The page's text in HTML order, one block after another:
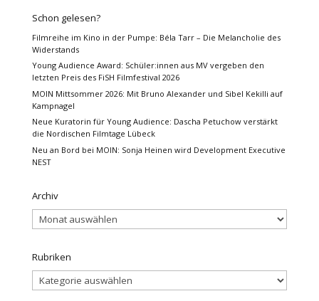
Schon gelesen?
Filmreihe im Kino in der Pumpe: Béla Tarr – Die Melancholie des
Widerstands
Young Audience Award: Schüler:innen aus MV vergeben den
letzten Preis des FiSH Filmfestival 2026
MOIN Mittsommer 2026: Mit Bruno Alexander und Sibel Kekilli auf
Kampnagel
Neue Kuratorin für Young Audience: Dascha Petuchow verstärkt
die Nordischen Filmtage Lübeck
Neu an Bord bei MOIN: Sonja Heinen wird Development Executive
NEST
Archiv
Archiv
Rubriken
Rubriken